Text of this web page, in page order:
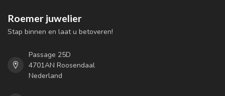
Roemer juwelier
Stap binnen en laat u betoveren!
Passage 25D
4701AN Roosendaal
Nederland